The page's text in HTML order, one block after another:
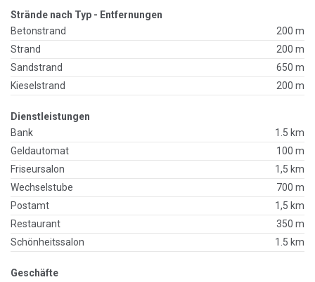
Strände nach Typ - Entfernungen
Betonstrand
200 m
Strand
200 m
Sandstrand
650 m
Kieselstrand
200 m
Dienstleistungen
Bank
1.5 km
Geldautomat
100 m
Friseursalon
1,5 km
Wechselstube
700 m
Postamt
1,5 km
Restaurant
350 m
Schönheitssalon
1.5 km
Geschäfte